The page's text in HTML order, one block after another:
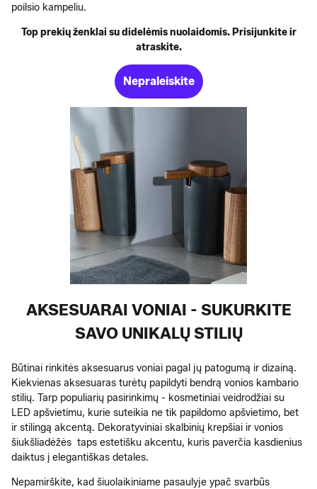
poilsio kampeliu.
Top prekių ženklai su didelėmis nuolaidomis. Prisijunkite ir
atraskite.
Nepraleiskite
AKSESUARAI VONIAI - SUKURKITE
SAVO UNIKALŲ STILIŲ
Būtinai rinkitės aksesuarus voniai pagal jų patogumą ir dizainą.
Kiekvienas aksesuaras turėtų papildyti bendrą vonios kambario
stilių. Tarp populiarių pasirinkimų - kosmetiniai veidrodžiai su
LED apšvietimu, kurie suteikia ne tik papildomo apšvietimo, bet
ir stilingą akcentą. Dekoratyviniai skalbinių krepšiai ir vonios
šiukšliadėžės taps estetišku akcentu, kuris paverčia kasdienius
daiktus į elegantiškas detales.
Nepamirškite, kad šiuolaikiniame pasaulyje ypač svarbūs